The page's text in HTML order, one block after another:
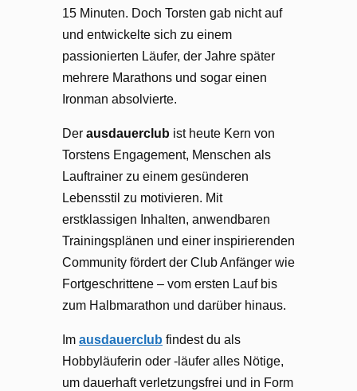
15 Minuten. Doch Torsten gab nicht auf
und entwickelte sich zu einem
passionierten Läufer, der Jahre später
mehrere Marathons und sogar einen
Ironman absolvierte.
Der ausdauerclub ist heute Kern von
Torstens Engagement, Menschen als
Lauftrainer zu einem gesünderen
Lebensstil zu motivieren. Mit
erstklassigen Inhalten, anwendbaren
Trainingsplänen und einer inspirierenden
Community fördert der Club Anfänger wie
Fortgeschrittene – vom ersten Lauf bis
zum Halbmarathon und darüber hinaus.
Im ausdauerclub findest du als
Hobbyläuferin oder -läufer alles Nötige,
um dauerhaft verletzungsfrei und in Form